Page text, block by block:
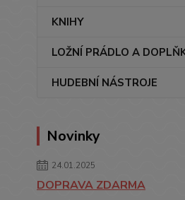
KNIHY
LOŽNÍ PRÁDLO A
HUDEBNÍ NÁSTROJE
Novinky
24.01.2025
DOPRAVA ZDARMA